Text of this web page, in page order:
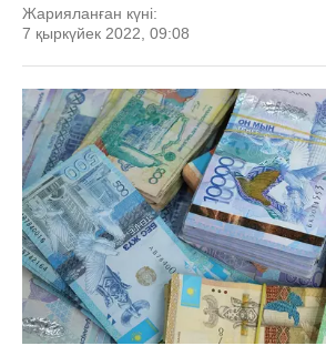
Жарияланған күні:
7 қыркүйек 2022, 09:08